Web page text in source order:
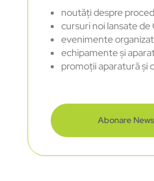
noutăți despre
cursuri noi lansate de
evenimente
echipamente și
promoții aparatură și
Abonare